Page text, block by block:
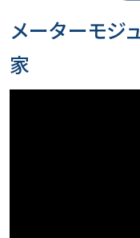
メーターモジ
家